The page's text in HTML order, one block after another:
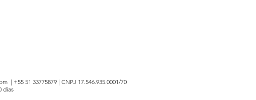
| +55 51 33775879 | CNPJ 17.546.935.0001/70
dias